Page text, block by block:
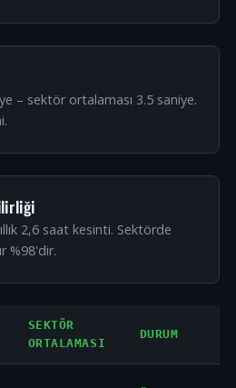
– sektör ortalaması 3.5 saniye.
2,6 saat kesinti. Sektörde
%98'dir.
SEKTÖR
ORTALAMASI
DURUM